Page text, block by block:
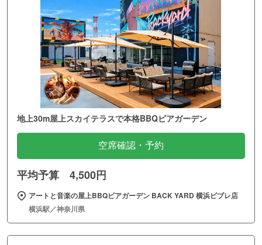
地上30m屋上スカイテラスで本格BBQビアガーデン
空席確認・予約
平均予算 4,500円
アートと音楽の屋上BBQビアガーデン BACK YARD 横浜ビブレ店
横浜駅／神奈川県